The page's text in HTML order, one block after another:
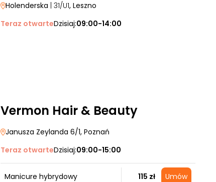
Holenderska | 31/U1, Leszno
Teraz otwarteDzisiaj:09:00-14:00
Vermon Hair & Beauty
Janusza Zeylanda 6/1, Poznań
Teraz otwarteDzisiaj:09:00-15:00
Manicure hybrydowy 115 zł Umów